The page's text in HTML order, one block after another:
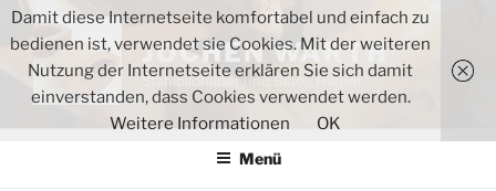
Zum
Inhalt
springen
JOCHEN WARTH
Stahlbildhauer und Blues Harper
Menü
Damit diese Internetseite komfortabel und einfach zu
bedienen ist, verwendet sie Cookies. Mit der weiteren
Nutzung der Internetseite erklären Sie sich damit
einverstanden, dass Cookies verwendet werden.
Weitere Informationen
OK